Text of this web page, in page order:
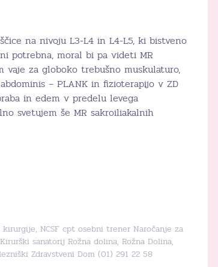
na nivoju L3-L4 in L4-L5, ki bistveno
potrebna, moral bi pa videti MR
vaje za globoko trebušno muskulaturo,
– PLANK in fizioterapijo v ZD
in edem v predelu levega
svetujem še MR sakroiliakalnih
NCSF cpt osebni trener Naročanje za
sanatorij Rožna dolina, Rožna Dolina,
Zdravstveni Dom (01) 291 22 58